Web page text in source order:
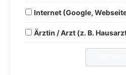
Internet (Google,
Ärztin / Arzt (z. B.